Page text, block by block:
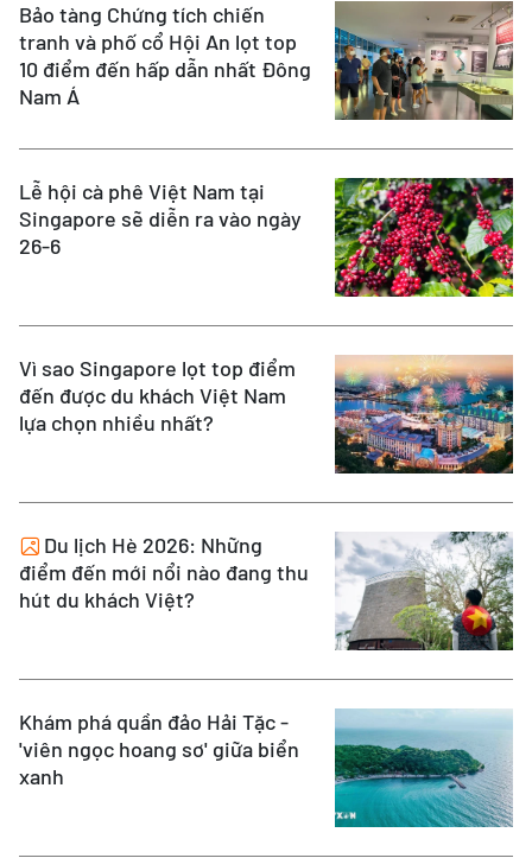
Bảo tàng Chứng tích chiến
tranh và phố cổ Hội An lọt top
10 điểm đến hấp dẫn nhất Đông
Nam Á
Lễ hội cà phê Việt Nam tại
Singapore sẽ diễn ra vào ngày
26-6
Vì sao Singapore lọt top điểm
đến được du khách Việt Nam
lựa chọn nhiều nhất?
Du lịch Hè 2026: Những
điểm đến mới nổi nào đang thu
hút du khách Việt?
Khám phá quần đảo Hải Tặc -
'viên ngọc hoang sơ' giữa biển
xanh